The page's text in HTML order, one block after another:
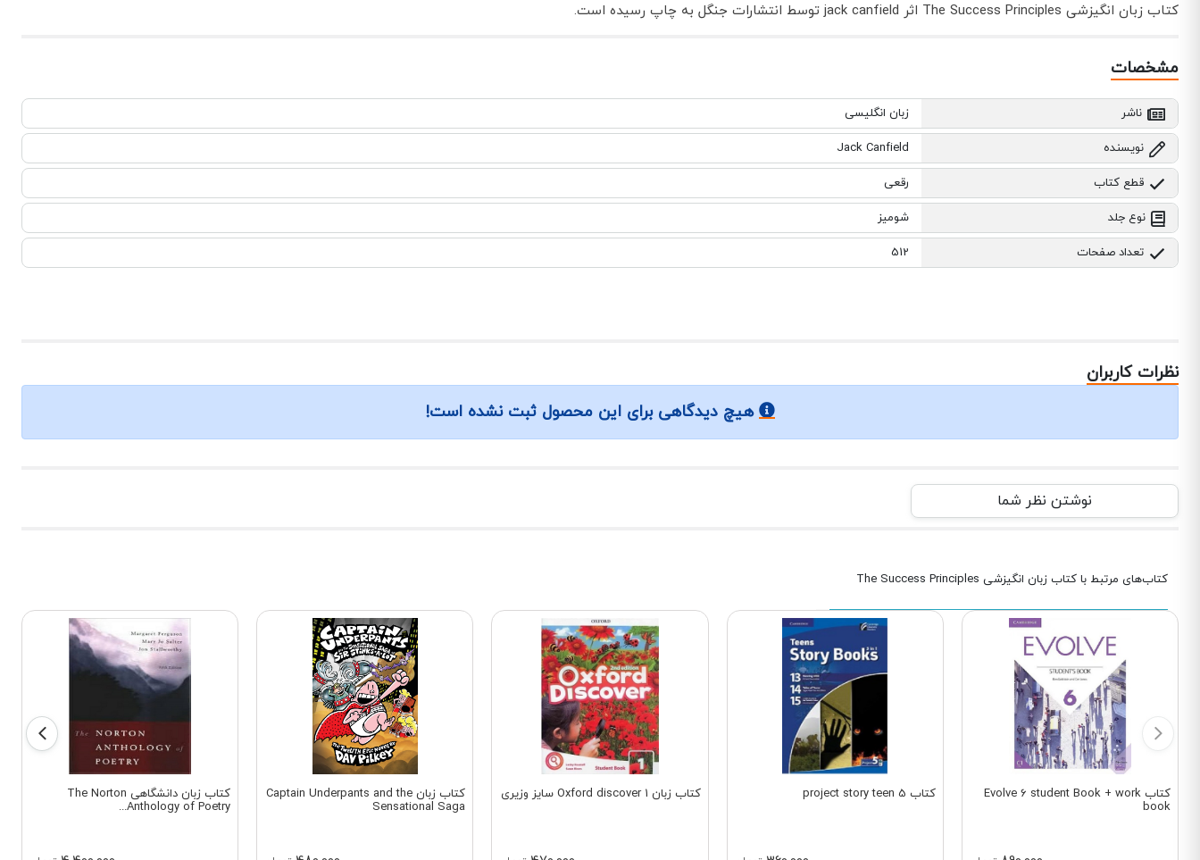
کتاب زبان انگیزشی The Success Principles اثر jack canfield توسط انتشارات جنگل به چاپ رسیده است.
مشخصات
ناشر زبان انگلیسی
نویسنده Jack Canfield
قطع کتاب رقعی
نوع جلد شومیز
تعداد صفحات 512
نظرات کاربران
هیچ دیدگاهی برای این محصول ثبت نشده است!
نوشتن نظر شما
کتاب‌های مرتبط با کتاب زبان انگیزشی The Success Principles
کتاب Evolve 6 student Book + work
book
کتاب project story teen 5 کتاب زبان Oxford discover 1 سایز وزیری
کتاب زبان Captain Underpants and the
Sensational Saga
کتاب زبان دانشگاهی The Norton
Anthology of Poetry...